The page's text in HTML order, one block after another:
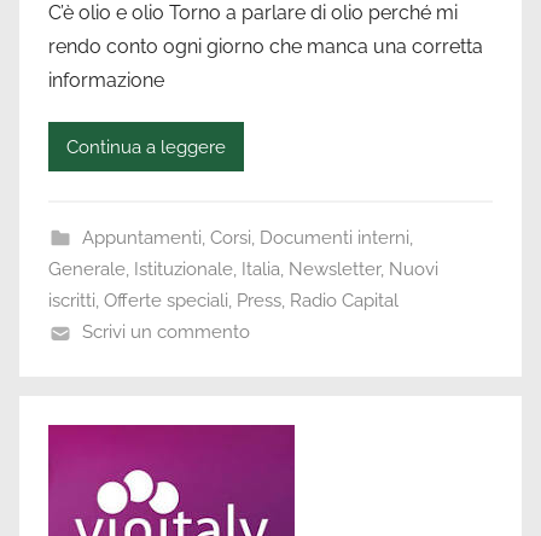
C’è olio e olio Torno a parlare di olio perché mi
rendo conto ogni giorno che manca una corretta
informazione
Continua a leggere
Appuntamenti, Corsi, Documenti interni,
Generale, Istituzionale, Italia, Newsletter, Nuovi
iscritti, Offerte speciali, Press, Radio Capital
Scrivi un commento